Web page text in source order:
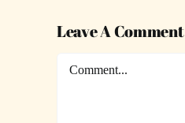
Leave A Comment
Comment